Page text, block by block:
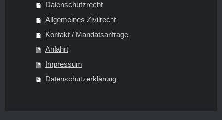
Datenschutzrecht
Allgemeines Zivilrecht
Kontakt / Mandatsanfrage
Anfahrt
Impressum
Datenschutzerklärung